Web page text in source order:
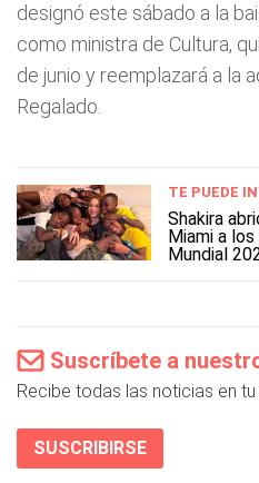
designó este sábado a la
como ministra de Cultura,
de junio y reemplazará a la
Regalado.
TE PUEDE
Shakira
Miami a
Mundial
Suscríbete a
Recibe todas las noticias en
SUSCRIBIRSE